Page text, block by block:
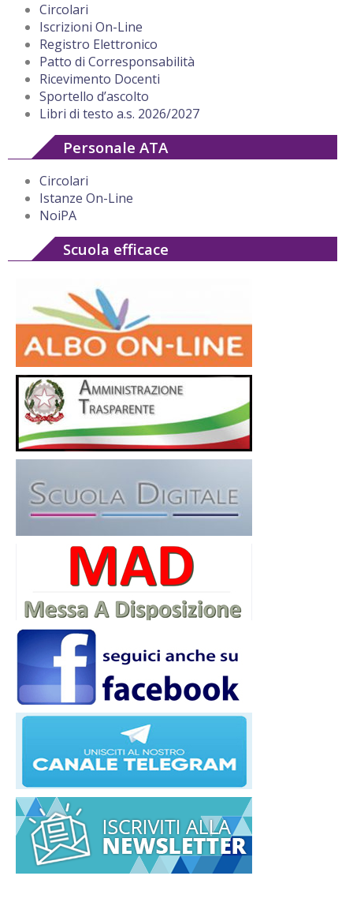
Circolari
Iscrizioni On-Line
Registro Elettronico
Patto di Corresponsabilità
Ricevimento Docenti
Sportello d’ascolto
Libri di testo a.s. 2026/2027
Personale ATA
Circolari
Istanze On-Line
NoiPA
Scuola efficace